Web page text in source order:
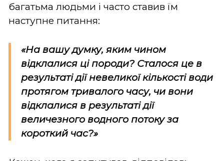
багатьма людьми і часто ставив їм
наступне питання:
«На вашу думку, яким чином
відклалися ці породи? Сталося це в
результаті дії невеликої кількості води
протягом тривалого часу, чи вони
відклалися в результаті дії
величезного водного потоку за
короткий час?»